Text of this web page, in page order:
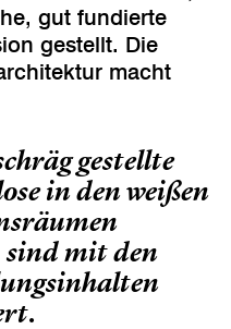
gut fundierte
gestellt. Die
macht
gestellte
in den weißen
mit den